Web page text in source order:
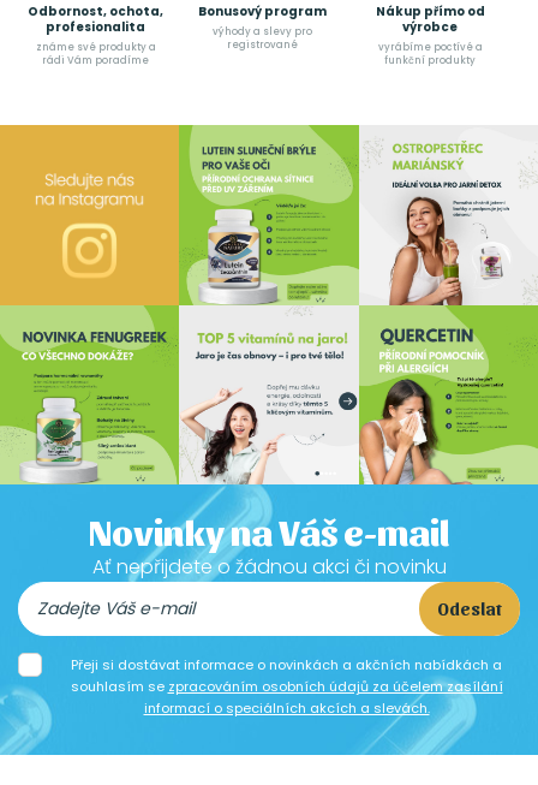
Odbornost, ochota,
profesionalita
známe své produkty a
rádi Vám poradíme
Bonusový program
výhody a slevy pro
registrované
Nákup přímo od
výrobce
vyrábíme poctívé a
funkční produkty
Novinky na Váš e-mail
Ať nepřijdete o žádnou akci či novinku
Odeslat
Přeji si dostávat informace o novinkách a akčních nabídkách a
souhlasím se zpracováním osobních údajů za účelem zasílání
informací o speciálních akcích a slevách.